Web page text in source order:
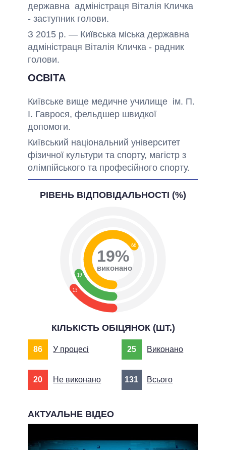
державна адміністраця Віталія Кличка
- заступник голови.
З 2015 р. — Київська міська державна
адміністраця Віталія Кличка - радник
голови.
ОСВІТА
Київське вище медичне училище ім. П.
І. Гаврося, фельдшер швидкої
допомоги.
Київський національний університет
фізичної культури та спорту, магістр з
олімпійського та професійного спорту.
РІВЕНЬ ВІДПОВІДАЛЬНОСТІ (%)
15
19
66
19%
виконано
КІЛЬКІСТЬ ОБІЦЯНОК (ШТ.)
86 У процесі 25 Виконано
20 Не виконано 131 Всього
АКТУАЛЬНЕ ВІДЕО